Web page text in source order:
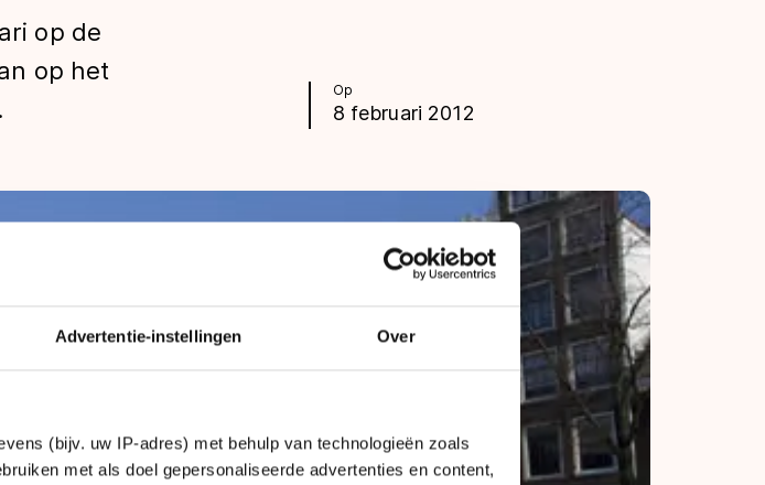
Advertentie-instellingen Over
(bijv. uw IP-adres) met behulp van technologieën zoals
met als doel gepersonaliseerde advertenties en content,
Op
8 februari 2012
op de
op het